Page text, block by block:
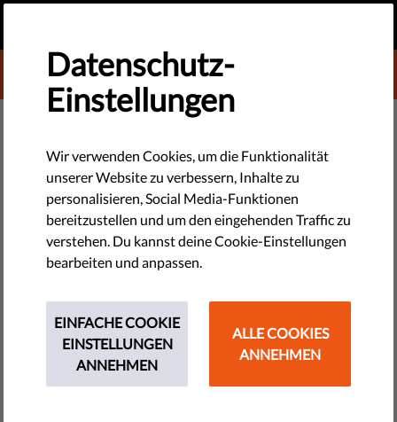
DONATE TO LIBERTIES
TECHNOLOGIE & RECHTE
Internetkonzerne müssen ihren
gerechten Anteil übernehmen
Wir haben festgestellt, dass einige unserer Leser Fragen zu
unserer Kampagne #YourDataYourBusiness haben. Also
"Advocacy Officer Antworten" zu starten. Dies ist Teil 2.
by Orsolya Reich
Januar 02, 2020
Datenschutz-
Einstellungen
Wir verwenden Cookies, um die Funktionalität
unserer Website zu verbessern, Inhalte zu
personalisieren, Social Media-Funktionen
bereitzustellen und um den eingehenden Traffic zu
verstehen. Du kannst deine Cookie-Einstellungen
bearbeiten und anpassen.
EINFACHE COOKIE
EINSTELLUNGEN
ANNEHMEN
ALLE COOKIES
ANNEHMEN